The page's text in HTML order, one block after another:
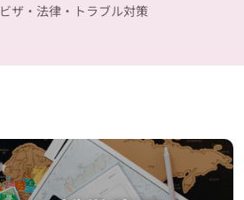
ビザ・法律・トラブル対策